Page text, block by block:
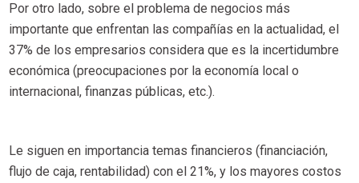
Por otro lado, sobre el problema de negocios más
importante que enfrentan las compañías en la actualidad, el
37% de los empresarios considera que es la incertidumbre
económica (preocupaciones por la economía local o
internacional, finanzas públicas, etc.).
Le siguen en importancia temas financieros (financiación,
flujo de caja, rentabilidad) con el 21%, y los mayores costos